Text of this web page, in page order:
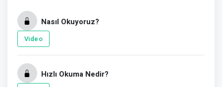
Nasıl Okuyoruz?
Video
Hızlı Okuma Nedir?